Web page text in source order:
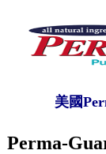
美國
Perma-